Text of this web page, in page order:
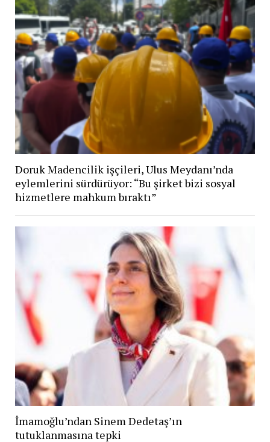
Doruk Madencilik işçileri, Ulus Meydanı’nda
eylemlerini sürdürüyor: “Bu şirket bizi sosyal
hizmetlere mahkum bıraktı”
İmamoğlu’ndan Sinem Dedetaş’ın
tutuklanmasına tepki